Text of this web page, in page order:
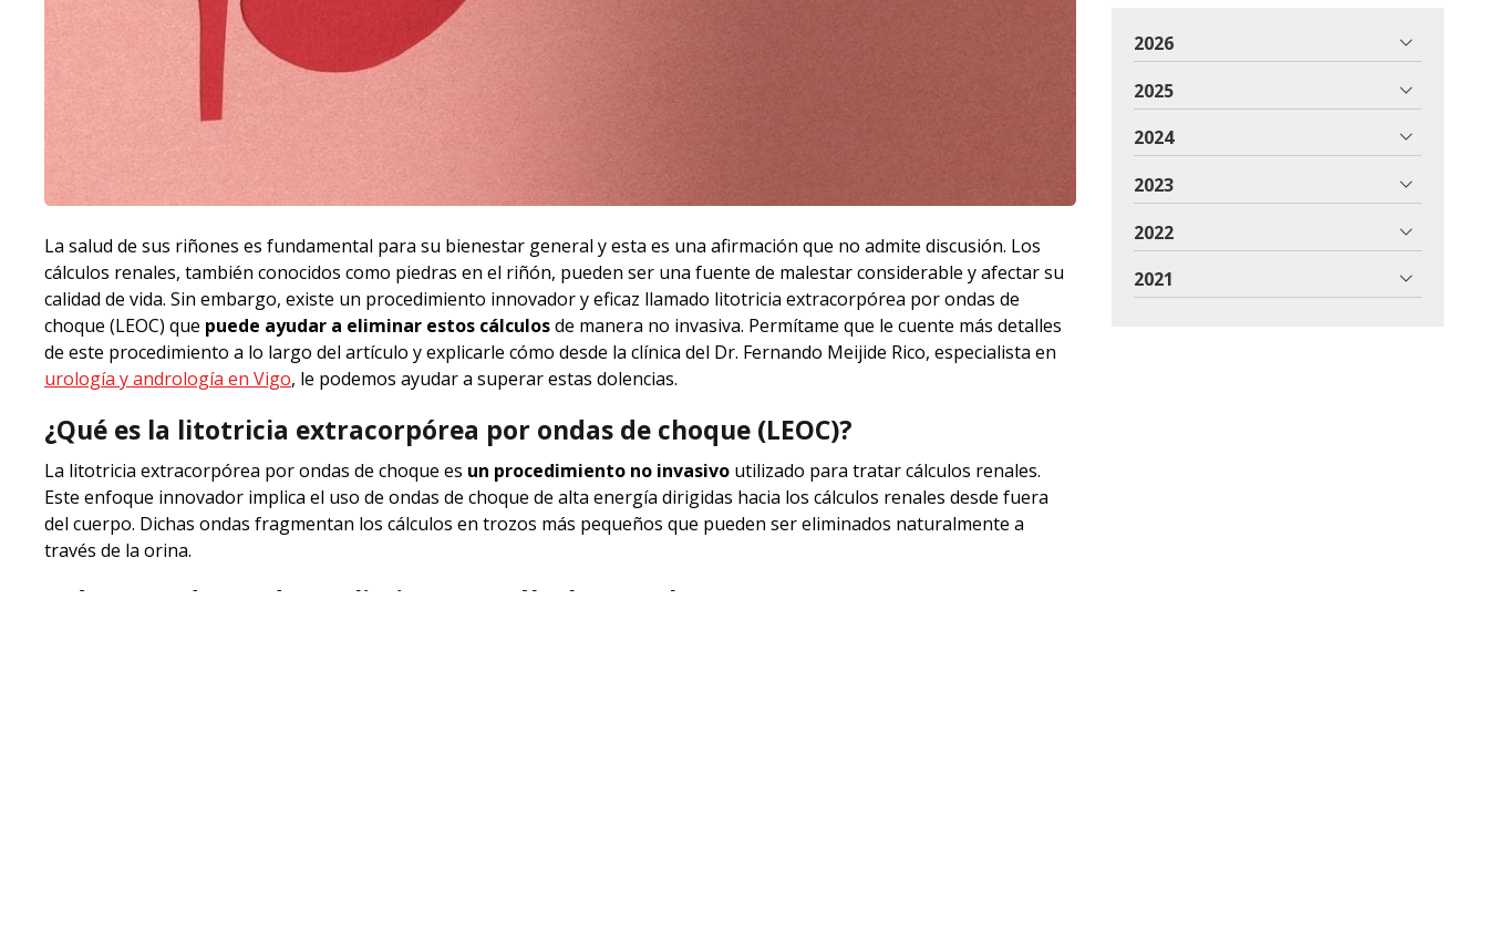
La salud de sus riñones es fundamental para su bienestar general y esta es una afirmación que no admite discusión. Los
cálculos renales, también conocidos como piedras en el riñón, pueden ser una fuente de malestar considerable y afectar su
calidad de vida. Sin embargo, existe un procedimiento innovador y eficaz llamado litotricia extracorpórea por ondas de
choque (LEOC) que puede ayudar a eliminar estos cálculosde manera no invasiva. Permítame que le cuente más detalles
de este procedimiento a lo largo del artículo y explicarle cómo desde la clínica del Dr. Fernando Meijide Rico, especialista en
urología y andrología en Vigo, le podemos ayudar a superar estas dolencias.
¿Qué es la litotricia extracorpórea por ondas de choque (LEOC)?
La litotricia extracorpórea por ondas de choque es un procedimiento no invasivo utilizado para tratar cálculos renales.
Este enfoque innovador implica el uso de ondas de choque de alta energía dirigidas hacia los cálculos renales desde fuera
del cuerpo. Dichas ondas fragmentan los cálculos en trozos más pequeños que pueden ser eliminados naturalmente a
través de la orina.
¿Cómo puede ayudar a eliminar sus cálculos renales?
2026
2025
2024
2023
2022
2021